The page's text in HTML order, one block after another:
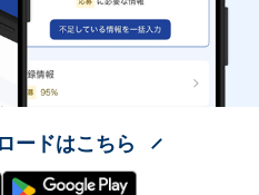
ードはこちら